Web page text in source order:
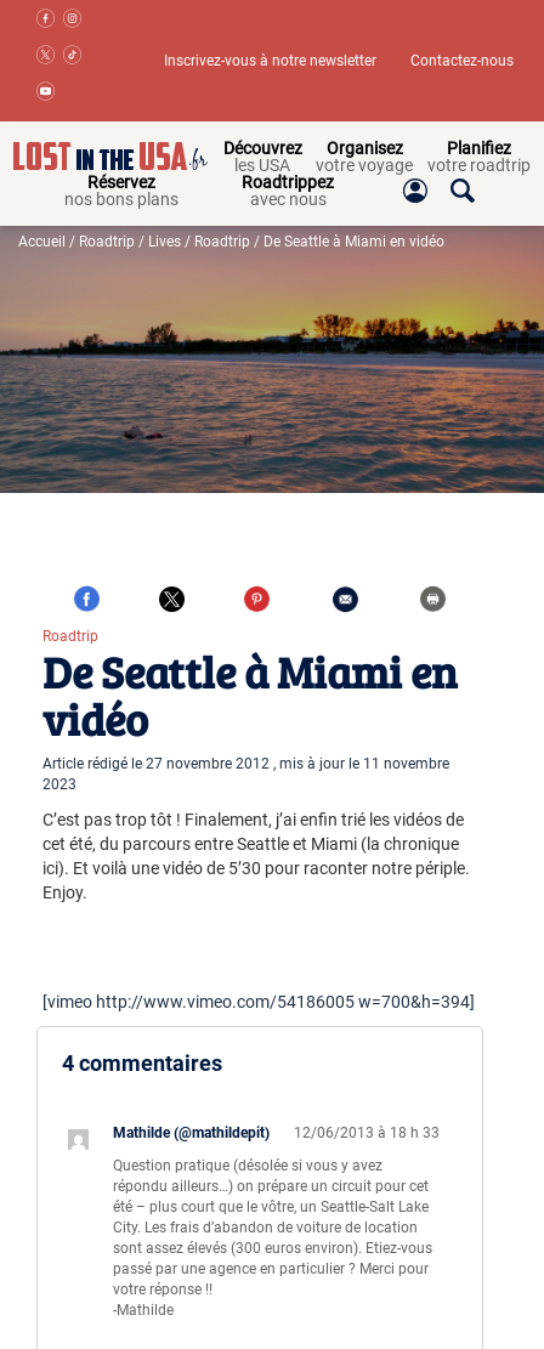
Inscrivez-vous à notre newsletter Contactez-nous
Découvrez
les USA
Organisez
votre voyage
Planifiez
votre roadtrip
Réservez
nos bons plans
Roadtrippez
avec nous
Accueil / Roadtrip / Lives / Roadtrip / De Seattle à Miami en vidéo
Roadtrip
De Seattle à Miami en
vidéo
Article rédigé le 27 novembre 2012 , mis à jour le 11 novembre
2023
C’est pas trop tôt ! Finalement, j’ai enfin trié les vidéos de
cet été, du parcours entreSeattle et Miami (la chronique
ici). Et voilà une vidéo de 5’30 pour raconter notre périple.
Enjoy.
[vimeo http://www.vimeo.com/54186005 w=700&h=394]
4 commentaires
Mathilde (@mathildepit)
12/06/2013 à 18 h 33
Question pratique (désolée si vous y avez
répondu ailleurs…) on prépare un circuit pour cet
été – plus court que le vôtre, un Seattle-Salt Lake
City. Les frais d’abandon de voiture de location
sont assez élevés (300 euros environ). Etiez-vous
passé par une agence en particulier ? Merci pour
votre réponse !!
-Mathilde